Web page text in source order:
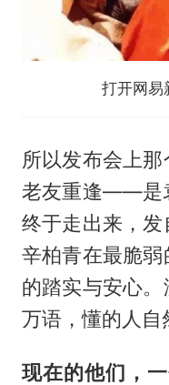
打开网易
所以发布会上
老友重逢——是
终于走出来，
辛柏青在最脆
的踏实与安心
万语，懂的人自
现在的他们，